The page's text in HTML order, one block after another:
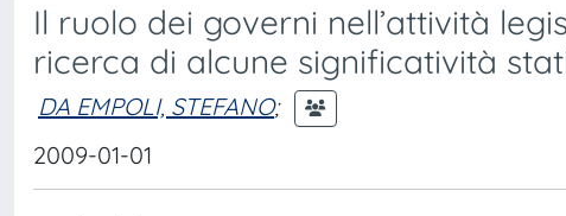
Il ruolo dei governi nell’attività
ricerca di alcune significatività
DA EMPOLI, STEFANO;
2009-01-01